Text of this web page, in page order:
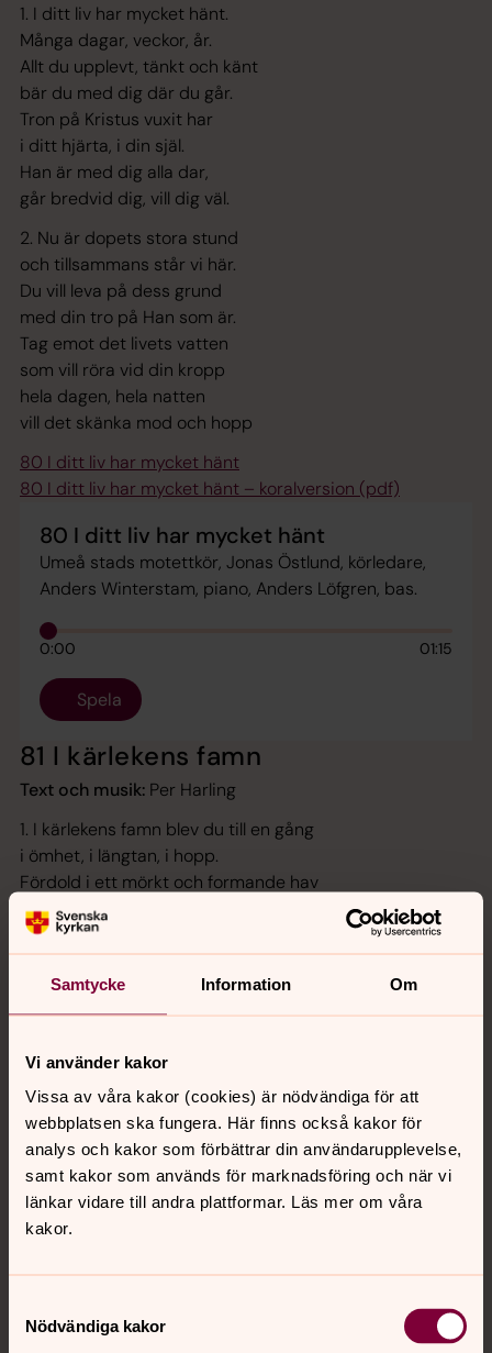
Samtycke Information Om
Vi använder kakor
Vissa av våra kakor (cookies) är nödvändiga för att
webbplatsen ska fungera. Här finns också kakor för
analys och kakor som förbättrar din användarupplevelse,
samt kakor som används för marknadsföring och när vi
länkar vidare till andra plattformar. Läs mer om våra
kakor.
Nödvändiga kakor
1. I ditt liv har mycket hänt.
Många dagar, veckor, år.
Allt du upplevt, tänkt och känt
bär du med dig där du går.
Tron på Kristus vuxit har
i ditt hjärta, i din själ.
Han är med dig alla dar,
går bredvid dig, vill dig väl.
2. Nu är dopets stora stund
och tillsammans står vi här.
Du vill leva på dess grund
med din tro på Han som är.
Tag emot det livets vatten
som vill röra vid din kropp
hela dagen, hela natten
vill det skänka mod och hopp
80 I ditt liv har mycket hänt
80 I ditt liv har mycket hänt – koralversion (pdf)
80 I ditt liv har mycket hänt
Umeå stads motettkör, Jonas Östlund, körledare,
Anders Winterstam, piano, Anders Löfgren, bas.
0:00 01:15
Spela
81 I kärlekens famn
Text och musik: Per Harling
1. I kärlekens famn blev du till en gång
i ömhet, i längtan, i hopp.
Fördold i ett mörkt och formande hav
gav Skaparen växt åt din kropp,
gav Skaparen växt åt din kropp.
2. I kärlekens famn blev du född en gång.
Ur smärtan kom hjärtat som slog.
och änglarna runt om dig log,
3. I kärlekens famn blir du döpt idag
i vatten, i Ande, i tro.
Håll doplågan tänd, du är ljusets barn
och alltid skall Gud i dig bo,
och alltid skall Gud i dig bo.
81 I kärlekens famn